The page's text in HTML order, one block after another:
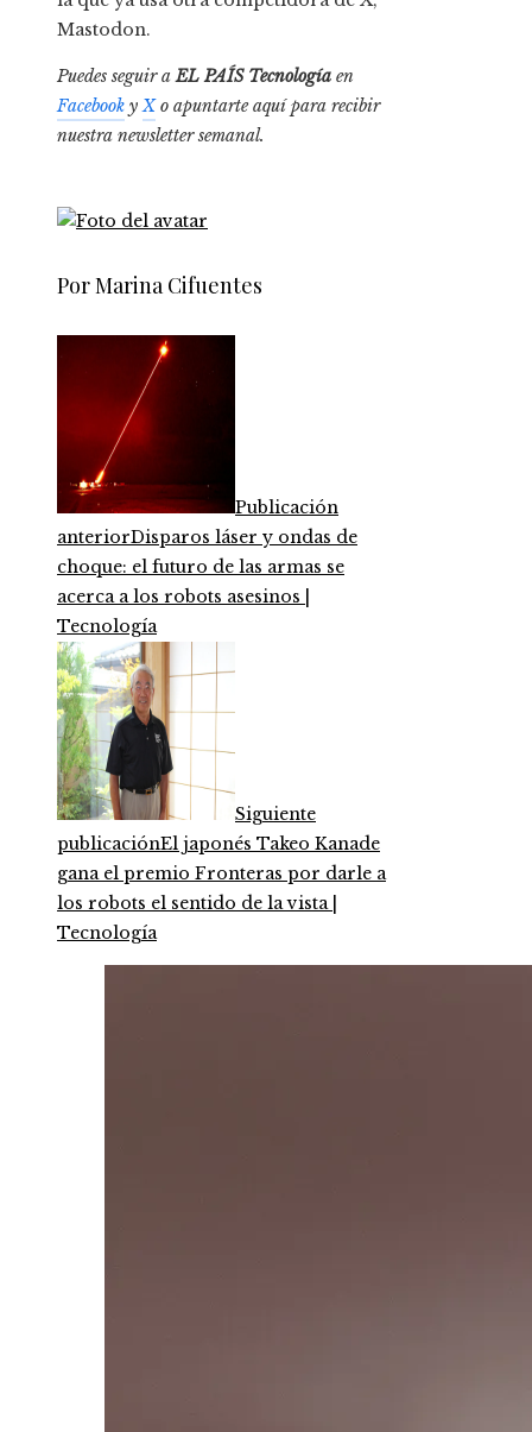
Mastodon.
Puedes seguir aEL PAÍS Tecnología en
Facebook yXo apuntarte aquí para recibir
nuestra newsletter semanal.
Por Marina Cifuentes
Publicación
anteriorDisparos láser y ondas de
choque: el futuro de las armas se
acerca a los robots asesinos |
Tecnología
Siguiente
publicaciónEl japonés Takeo Kanade
gana el premio Fronteras por darle a
los robots el sentido de la vista |
Tecnología